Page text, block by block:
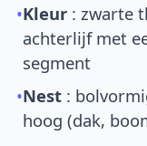
•Kleur : zwarte
achterlijf met
segment
•Nest :
hoog (dak,